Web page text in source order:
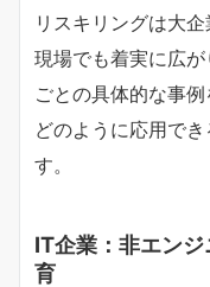
リスキリングは大
現場でも着実に広
ごとの具体的な事
どのように応用で
す。
IT企業：非エン
育